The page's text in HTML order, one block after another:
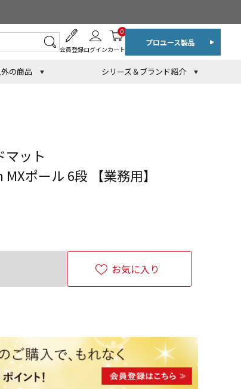
会員登録ログインカート
0
プロユース製品
の商品 シリーズ＆ブランド紹介
マット
ポール 6段 【業務用】
お気に入り